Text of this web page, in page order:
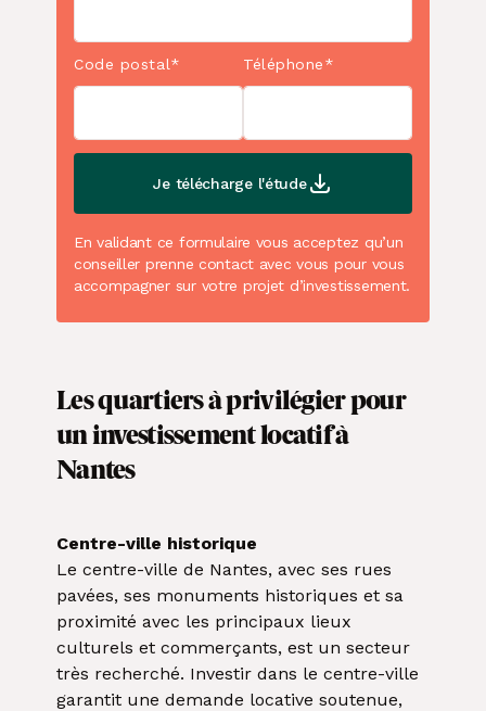
Code postal* Téléphone*
Je télécharge l'étude
En validant ce formulaire vous acceptez qu’un
conseiller prenne contact avec vous pour vous
accompagner sur votre projet d’investissement.
Les quartiers à privilégier pour
un investissement locatif à
Nantes
Centre-ville historique
Le centre-ville de Nantes, avec ses rues
pavées, ses monuments historiques et sa
proximité avec les principaux lieux
culturels et commerçants, est un secteur
très recherché. Investir dans le centre-ville
garantit une demande locative soutenue,